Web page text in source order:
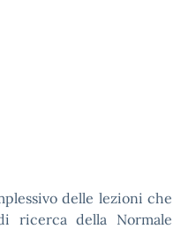
delle lezioni che
ricerca della Normale